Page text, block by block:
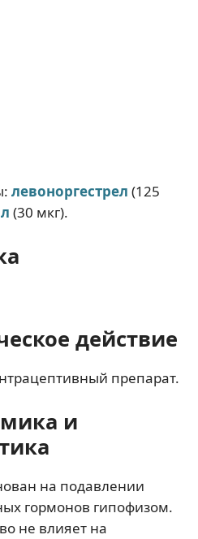
левоноргестрел (125
(30 мкг).
действие
препарат.
и
на подавлении
гормонов гипофизом.
не влияет на